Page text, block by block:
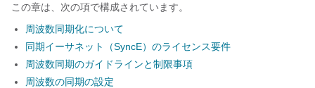
この章は、次の項で構成されています。
周波数同期化について
同期イーサネット（SyncE）のライセンス要件
周波数同期のガイドラインと制限事項
周波数の同期の設定